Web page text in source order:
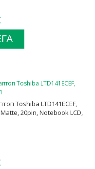
Toshiba LTD141ECEF,
Matte, 20pin, Notebook LCD,